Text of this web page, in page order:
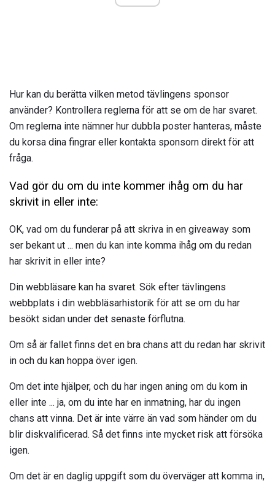
Hur kan du berätta vilken metod tävlingens sponsor
använder? Kontrollera reglerna för att se om de har svaret.
Om reglerna inte nämner hur dubbla poster hanteras, måste
du korsa dina fingrar eller kontakta sponsorn direkt för att
fråga.
Vad gör du om du inte kommer ihåg om du har
skrivit in eller inte:
OK, vad om du funderar på att skriva in en giveaway som
ser bekant ut ... men du kan inte komma ihåg om du redan
har skrivit in eller inte?
Din webbläsare kan ha svaret. Sök efter tävlingens
webbplats i din webbläsarhistorik för att se om du har
besökt sidan under det senaste förflutna.
Om så är fallet finns det en bra chans att du redan har skrivit
in och du kan hoppa över igen.
Om det inte hjälper, och du har ingen aning om du kom in
eller inte ... ja, om du inte har en inmatning, har du ingen
chans att vinna. Det är inte värre än vad som händer om du
blir diskvalificerad. Så det finns inte mycket risk att försöka
igen.
Om det är en daglig uppgift som du överväger att komma in,